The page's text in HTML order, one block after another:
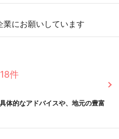
にお願いしています
18件
体的なアドバイスや、地元の豊富